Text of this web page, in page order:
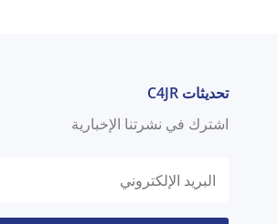
تحديثات C4JR
اشترك في نشرتنا الإخبارية